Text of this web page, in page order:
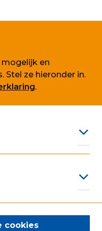
SLA
mogelijk en
Stel ze hieronder in.
.
gegevens
cookies